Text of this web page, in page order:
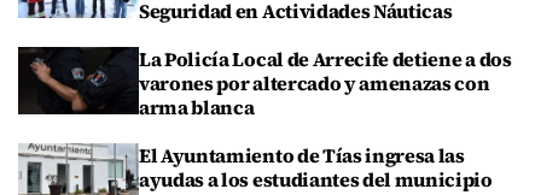
Seguridad en Actividades Náuticas
La Policía Local de Arrecife detiene a dos
varones por altercado y amenazas con
arma blanca
El Ayuntamiento de Tías ingresa las
ayudas a los estudiantes del municipio